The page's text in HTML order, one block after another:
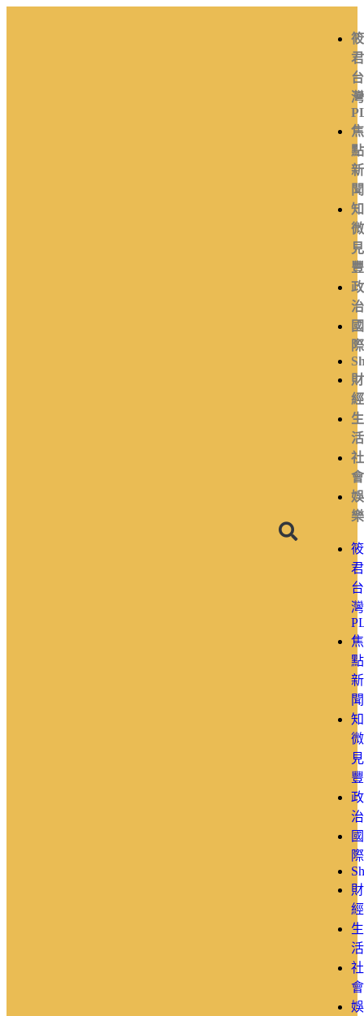
筱
君
台
灣
焦
點
新
聞
知
微
見
豐
政
治
國
際
財
經
生
活
社
會
娛
樂
筱
君
台
灣
焦
點
新
聞
知
微
見
豐
政
治
國
際
財
經
生
活
社
會
娛